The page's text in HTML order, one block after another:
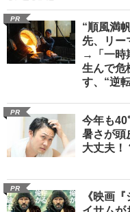
PR
“順風満
先、リー
→「一時
生んで危
す、“逆
PR
今年も
暑さが頭
大丈夫！
PR
《映画